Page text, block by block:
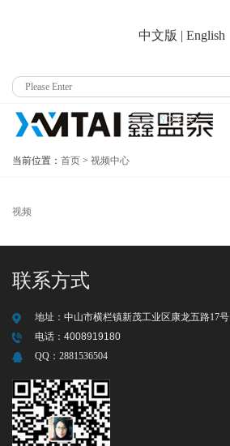
中文版 | English
当前位置： 首页 > 视频中心
视频
联系方式
地址： 中山市横栏镇新茂工业区康龙五路17号
电话： 4008919180
QQ： 2881536504